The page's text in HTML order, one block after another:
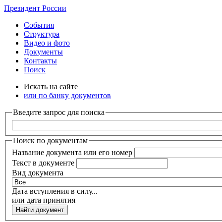
Президент России
События
Структура
Видео и фото
Документы
Контакты
Поиск
Искать на сайте
или по банку документов
Введите запрос для поиска
Поиск по документам
Название документа или его номер
Текст в документе
Вид документа
Дата вступления в силу...
или дата принятия
Найти документ